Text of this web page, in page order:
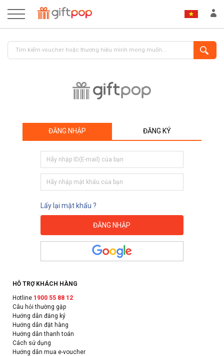
ĐĂNG NHẬP ĐĂNG KÝ
Lấy lại mật khẩu ?
HỖ TRỢ KHÁCH HÀNG
Hotline 1900 55 88 12
Câu hỏi thường gặp
Hướng dẫn đăng ký
Hướng dẫn đặt hàng
Hướng dẫn thanh toán
Cách sử dụng
Hướng dẫn mua e-voucher